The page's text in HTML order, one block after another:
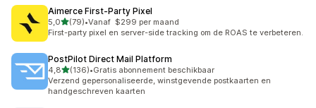
Aimerce First‑Party Pixel
5,0van 5 sterren
(79)
79 recensies in totaal
•Vanaf $299 per maand
First-party pixel en server-side tracking om de ROAS te verbeteren.
PostPilot Direct Mail Platform
4,8van 5 sterren
(136)
136 recensies in totaal
•Gratis abonnement beschikbaar
Verzend gepersonaliseerde, winstgevende postkaarten en
handgeschreven kaarten